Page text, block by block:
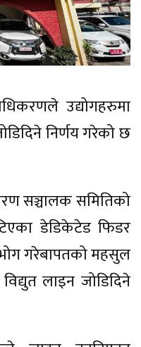
उद्योगहरुमा
निर्णय गरेको छ
सञ्चालक समितिको
डेडिकेटेड फिडर
गरेबापतको महसुल
लाइन जोडिदिने